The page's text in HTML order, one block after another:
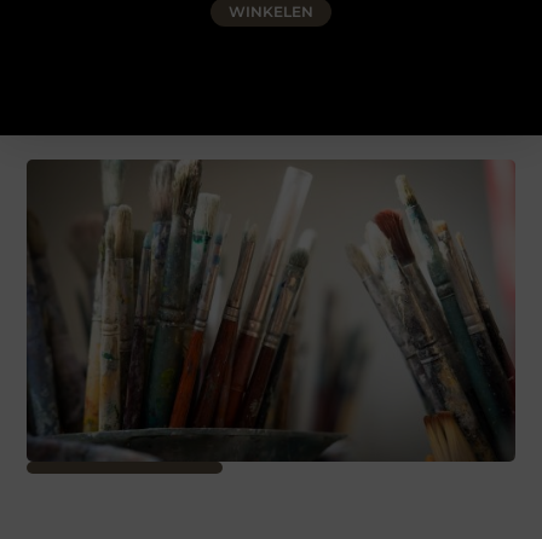
WINKELEN